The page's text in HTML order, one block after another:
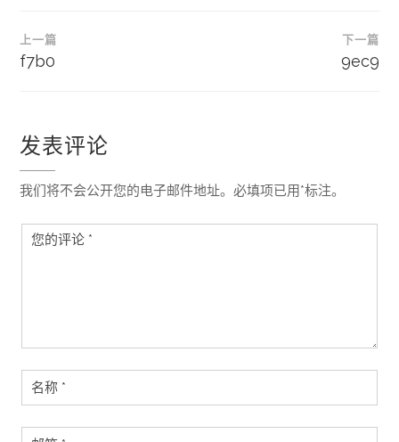
文
章
航
上一篇
f7b0
下一篇
9ec9
发表评论
我们将不会公开您的电子邮件地址。必填项已用*标注。